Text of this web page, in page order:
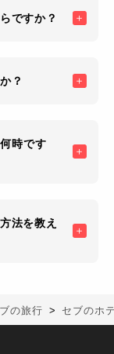
ですか？
？
時です
法を教え
の旅行 セブのホ